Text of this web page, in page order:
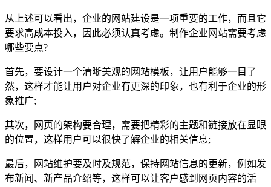
从上述可以看出，企业的网站建设是一项重要的工作，而且它
要求高成本投入，因此必须认真考虑。制作企业网站需要考虑
哪些要点?
首先，要设计一个清晰美观的网站模板，让用户能够一目了
然，这样才能让用户对企业有更深的印象，也有利于企业的形
象推广;
其次，网页的架构要合理，需要把精彩的主题和链接放在显眼
的位置，这样用户可以很快了解企业的相关信息;
最后，网站维护要及时及规范，保持网站信息的更新，例如发
布新闻、新产品介绍等，这样可以让客户感到网页内容的活